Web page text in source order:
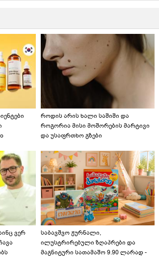
როდის არის ხალი საშიში და
როგორია მისი მოშორების მარტივი
და უსაფრთხო გზები
ვერ
საბავშვო ჟურნალი,
ილუსტრირებული ზღაპრები და
მაგნიტური სათამაშო 9.90 ლარად -